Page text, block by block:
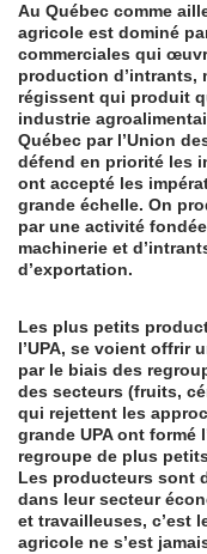
Au Québec comme
agricole est dominé
commerciales qui
production d’intrants,
régissent qui produit
industrie
Québec par l’Union
défend en priorité les
ont accepté les
grande échelle. On
par une activité
machinerie et
d’exportation.
Les plus petits
l’UPA, se voient offrir
par le biais des
des secteurs (fruits,
qui rejettent les
grande UPA ont formé
regroupe de plus
Les producteurs sont
dans leur secteur
et travailleuses, c’est
agricole ne s’est